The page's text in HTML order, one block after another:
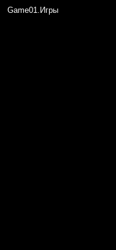
Game01.Игры